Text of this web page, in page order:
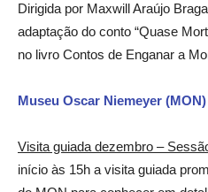
Dirigida por Maxwill Araújo
adaptação do conto “Quase
no livro Contos de Enganar a
Museu Oscar Niemeyer (MON)
Visita guiada dezembro –
início às 15h a visita guiada